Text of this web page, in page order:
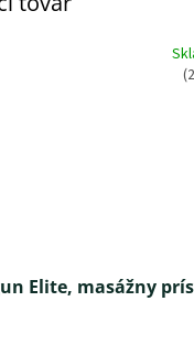
Elite, masážny